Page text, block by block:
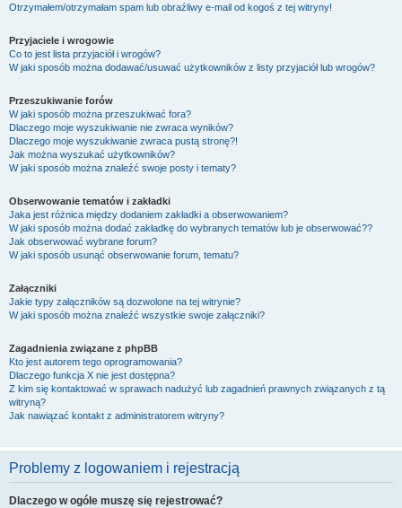
Otrzymałem/otrzymałam spam lub obraźliwy e-mail od kogoś z tej witryny!
Przyjaciele i wrogowie
Co to jest lista przyjaciół i wrogów?
W jaki sposób można dodawać/usuwać użytkowników z listy przyjaciół lub wrogów?
Przeszukiwanie forów
W jaki sposób można przeszukiwać fora?
Dlaczego moje wyszukiwanie nie zwraca wyników?
Dlaczego moje wyszukiwanie zwraca pustą stronę?!
Jak można wyszukać użytkowników?
W jaki sposób można znaleźć swoje posty i tematy?
Obserwowanie tematów i zakładki
Jaka jest różnica między dodaniem zakładki a obserwowaniem?
W jaki sposób można dodać zakładkę do wybranych tematów lub je obserwować??
Jak obserwować wybrane forum?
W jaki sposób usunąć obserwowanie forum, tematu?
Załączniki
Jakie typy załączników są dozwolone na tej witrynie?
W jaki sposób można znaleźć wszystkie swoje załączniki?
Zagadnienia związane z phpBB
Kto jest autorem tego oprogramowania?
Dlaczego funkcja X nie jest dostępna?
Z kim się kontaktować w sprawach nadużyć lub zagadnień prawnych związanych z tą
witryną?
Jak nawiązać kontakt z administratorem witryny?
Problemy z logowaniem i rejestracją
Dlaczego w ogóle muszę się rejestrować?